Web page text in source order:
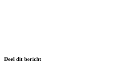
Deel dit bericht